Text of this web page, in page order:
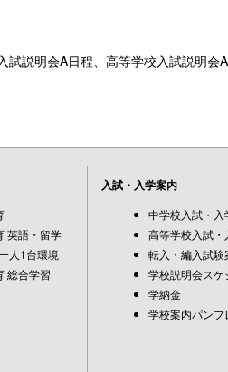
説明会A日程、高等学校入試説明会
英語・留学
人1台環境
総合学習
入試・入学案内
中学校入試・入
高等学校入試・
転入・編入試験
学校説明会スケ
学納金
学校案内パンフ